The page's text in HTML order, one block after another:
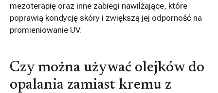
mezoterapię oraz inne zabiegi nawilżające, które
poprawią kondycję skóry i zwiększą jej odporność na
promieniowanie UV.
Czy można używać olejków do
opalania zamiast kremu z